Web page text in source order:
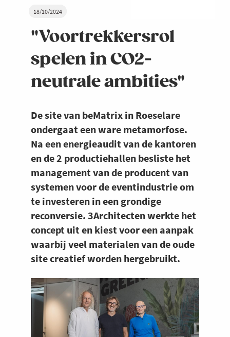
18/10/2024
"Voortrekkersrol
spelen in CO2-
neutrale ambities"
De site van beMatrix in Roeselare
ondergaat een ware metamorfose.
Na een energieaudit van de kantoren
en de 2 productiehallen besliste het
management van de producent van
systemen voor de eventindustrie om
te investeren in een grondige
reconversie. 3Architecten werkte het
concept uit en kiest voor een aanpak
waarbij veel materialen van de oude
site creatief worden hergebruikt.